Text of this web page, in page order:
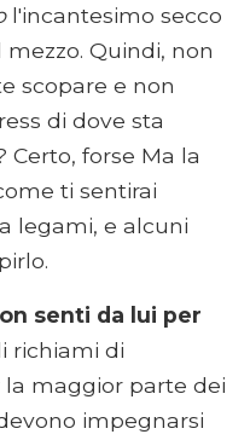
l'incantesimo secco
Quindi, non
scopare e non
di dove sta
forse Ma la
ti sentirai
legami, e alcuni
senti da lui per
richiami di
maggior parte dei
impegnarsi